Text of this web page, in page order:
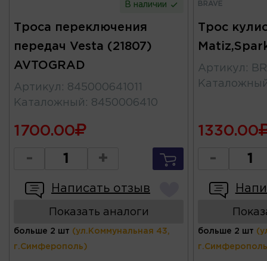
В наличии
Троса переключения
передач Vesta (21807)
AVTOGRAD
Артикул : 845000641011
Каталожный : 8450006410
1700.00
- +
Написать отзыв
Показать аналоги
больше 2 шт (ул.Коммунальная 43,
г.Симферополь)
BRAVE
Трос
Артикул :
1330.00
-
больше 2 шт